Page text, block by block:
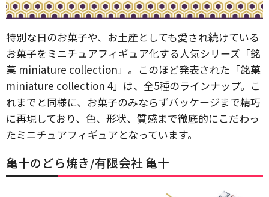
特別な日のお菓子や、お土産としても愛され続けている
お菓子をミニチュアフィギュア化する人気シリーズ「銘
菓 miniature collection」。このほど発表された「銘菓
miniature collection 4」は、全5種のラインナップ。こ
れまでと同様に、お菓子のみならずパッケージまで精巧
に再現しており、色、形状、質感まで徹底的にこだわっ
たミニチュアフィギュアとなっています。
亀十のどら焼き/有限会社 亀十